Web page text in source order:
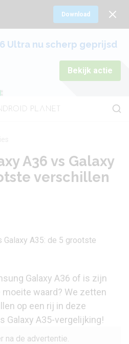
Download
Ultra nu scherp geprijsd
Bekijk actie
A36 vs Galaxy
verschillen
Galaxy A36 of is zijn
waard? We zetten
op een rij in deze
Galaxy A35-vergelijking!
na de advertentie.